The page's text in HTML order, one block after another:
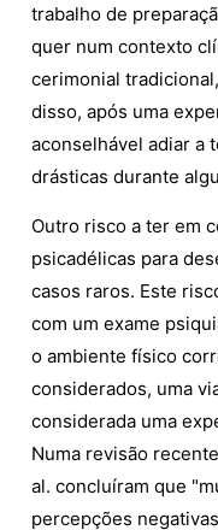
trabalho de
quer num contexto
cerimonial
disso, após uma
aconselhável adiar a
drásticas durante
Outro risco a ter em
psicadélicas para
casos raros. Este
com um exame
o ambiente físico
considerados, uma
considerada uma
Numa revisão
al. concluíram que
percepções